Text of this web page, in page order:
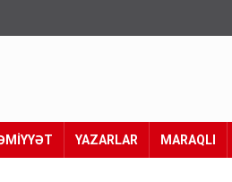
YAZARLAR MARAQLI